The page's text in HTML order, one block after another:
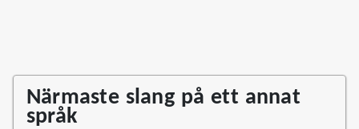
Närmaste slang på ett annat
språk